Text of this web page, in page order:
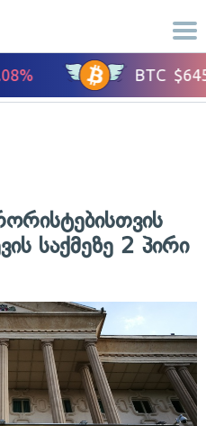
საქმეზე 2 პირი